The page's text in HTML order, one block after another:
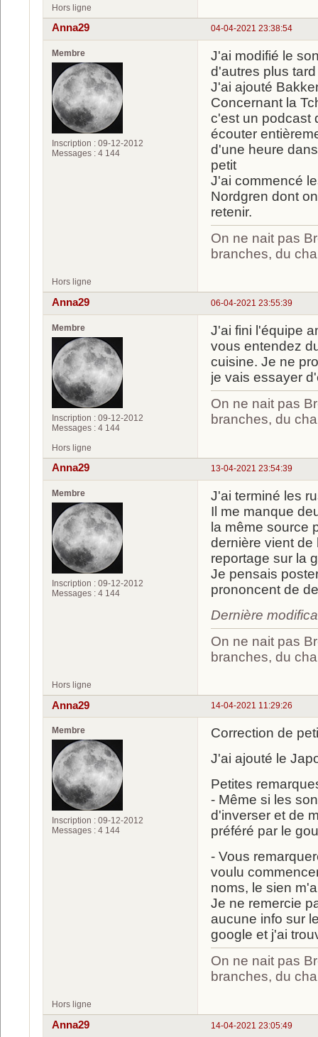
Hors ligne
04-04-2021 23:38:54
Anna29
Membre
Inscription : 09-12-2012
Messages : 4 144
J'ai modifié le
d'autres plus
J'ai ajouté
Concernant la
c'est un podcast
écouter
d'une heure
petit
J'ai commencé
Nordgren dont
retenir.
On ne nait pas
branches, du
Hors ligne
06-04-2021 23:55:39
Anna29
Membre
Inscription : 09-12-2012
Messages : 4 144
J'ai fini l'équipe
vous entendez
cuisine. Je ne
je vais essayer
On ne nait pas
branches, du
Hors ligne
13-04-2021 23:54:39
Anna29
Membre
Inscription : 09-12-2012
Messages : 4 144
J'ai terminé les
Il me manque
la même source
dernière vient
reportage sur la
Je pensais
prononcent de
Dernière
On ne nait pas
branches, du
Hors ligne
14-04-2021 11:29:26
Anna29
Membre
Inscription : 09-12-2012
Messages : 4 144
Correction de
J'ai ajouté le
Petites
- Même si les
d'inverser et de
préféré par le
- Vous
voulu
noms, le sien
Je ne remercie
aucune info sur
google et j'ai
On ne nait pas
branches, du
Hors ligne
14-04-2021 23:05:49
Anna29